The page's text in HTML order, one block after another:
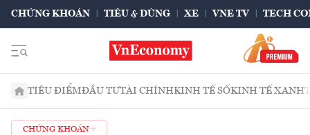
CHỨNG KHOÁN TIÊU & DÙNG XE VNE TV TECH
TIÊU ĐIỂMĐẦU TƯTÀI CHÍNHKINH TẾ SỐKINH TẾ XANH
CHỨNG KHOÁN